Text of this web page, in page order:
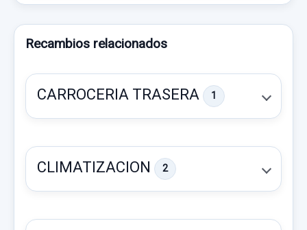
Recambios relacionados
CARROCERIA TRASERA 1
CLIMATIZACION 2